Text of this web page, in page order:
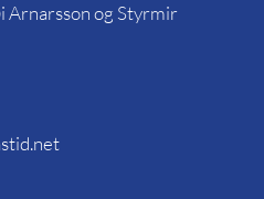
Arnarsson og Styrmir